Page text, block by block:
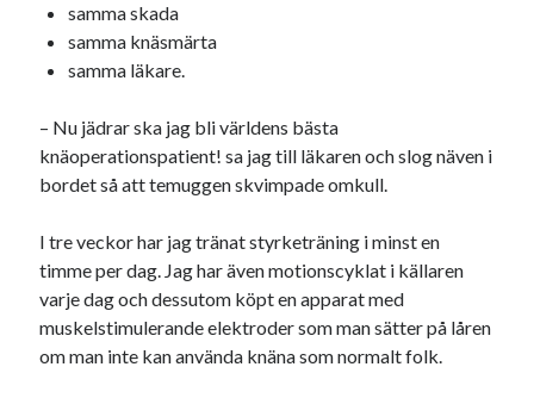
Fantastiskt välformulerad moderecensent
Onödiga citattecken
Dessa har något helt annat gemensamt
En amerikansk språkpolis
Egna länkar
Bokstävlar & AI – mitt levebröd. Gå en kurs!
samma skada
samma knäsmärta
samma läkare.
– Nu jädrar ska jag bli världens bästa
knäoperationspatient! sa jag till läkaren och slog näven i
bordet så att temuggen skvimpade omkull.
I tre veckor har jag tränat styrketräning i minst en
timme per dag. Jag har även motionscyklat i källaren
varje dag och dessutom köpt en apparat med
muskelstimulerande elektroder som man sätter på låren
om man inte kan använda knäna som normalt folk.